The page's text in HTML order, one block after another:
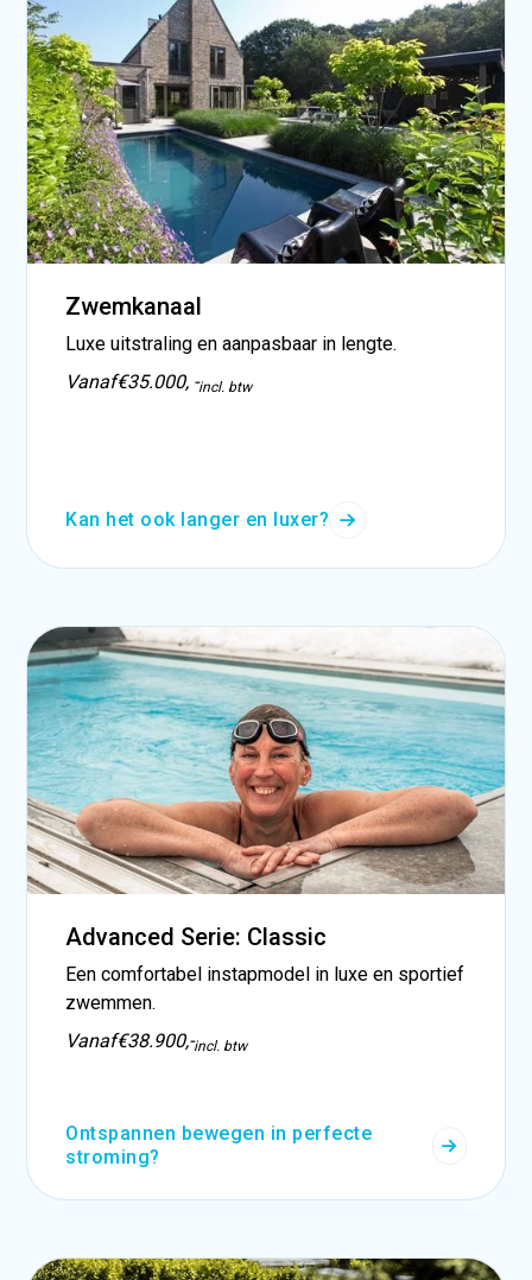
Zwemkanaal
Luxe uitstraling en aanpasbaar in lengte.
Vanaf€35.000, -incl. btw
Kan het ook langer en luxer?
Advanced Serie: Classic
Een comfortabel instapmodel in luxe en sportief
zwemmen.
Vanaf€38.900,-incl. btw
Ontspannen bewegen in perfecte
stroming?